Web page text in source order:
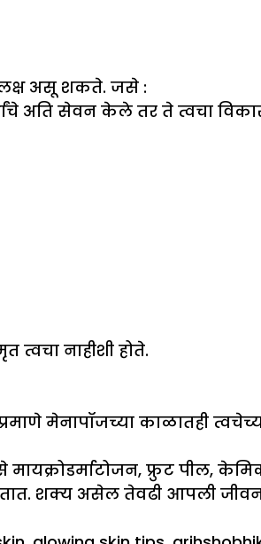
असू शकते. जसे :
अति सेवन केले तर ते त्वचा
नाहीशी होते.
मेनापॉजच्या काळातही
फ्रुट पील,
करतात. शक्य असेल तेवढी आपली